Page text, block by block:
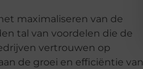
maximaliseren van de
tal van voordelen die de
vertrouwen op
de groei en efficiëntie van